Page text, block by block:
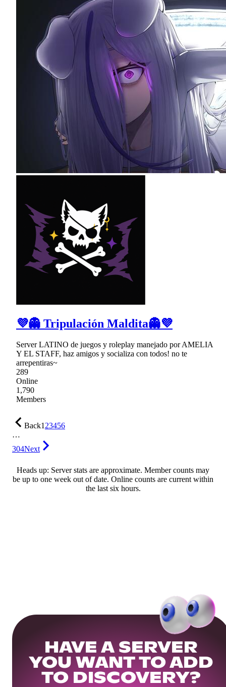
💜👻 Tripulación Maldita👻💜
Server LATINO de juegos y roleplay manejado por AMELIA
Y EL STAFF, haz amigos y socializa con todos! no te
arrepentiras~
289
Online
1,790
Members
Back123456
…
304Next
Heads up: Server stats are approximate. Member counts may
be up to one week out of date. Online counts are current within
the last six hours.
HAVE A SERVER
YOU WANT TO ADD
TO DISCOVERY?